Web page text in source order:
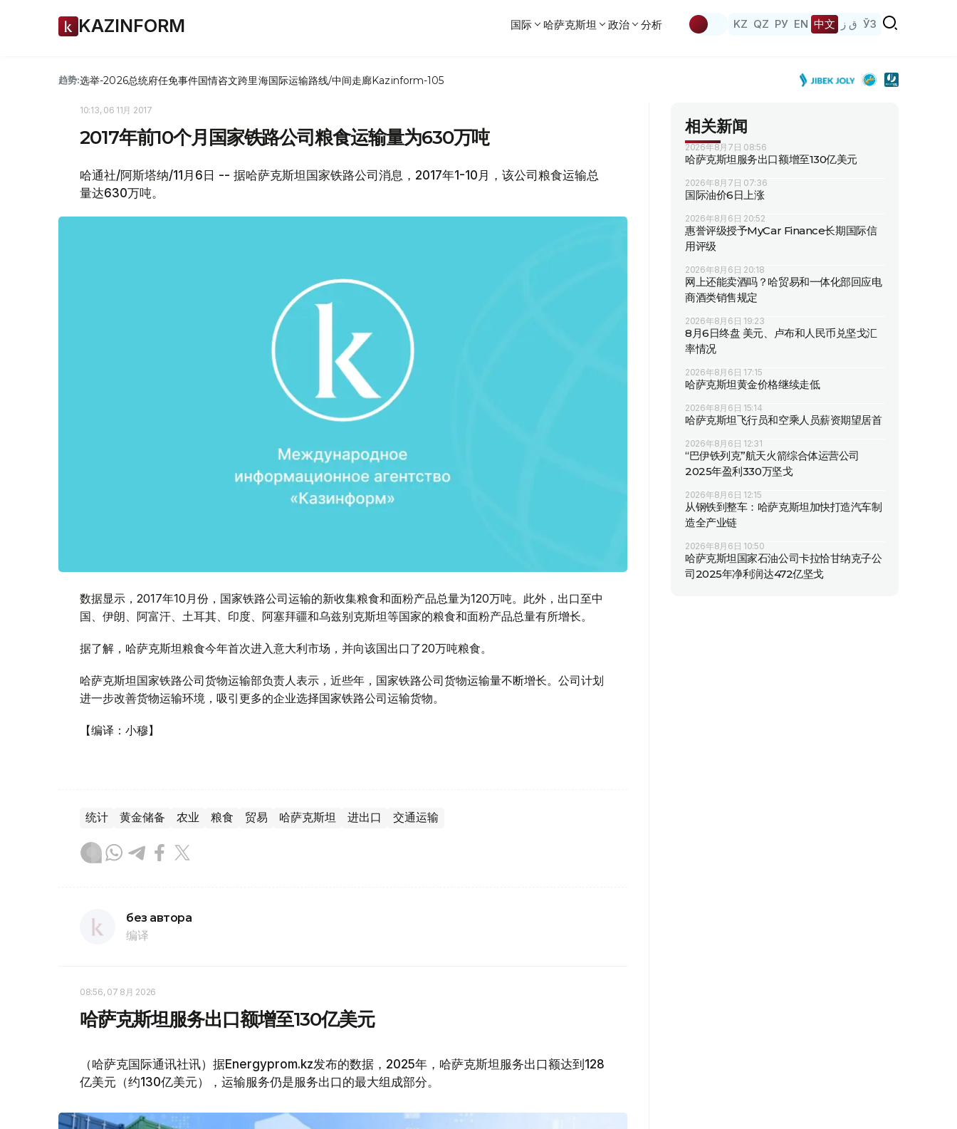
KAZINFORM 国际 哈萨克斯坦 政治 分析 KZ QZ РУ EN 中文 ق ز ЎЗ
趋势:选举-2026总统府任免事件国情咨文跨里海国际运输路线/中间走廊Kazinform-105
10:13, 06 11月 2017
2017年前10个月国家铁路公司粮食运输量为630万吨
哈通社/阿斯塔纳/11月6日 -- 据哈萨克斯坦国家铁路公司消息，2017年1-10月，该公司粮食运输总
量达630万吨。
数据显示，2017年10月份，国家铁路公司运输的新收集粮食和面粉产品总量为120万吨。此外，出口至中
国、伊朗、阿富汗、土耳其、印度、阿塞拜疆和乌兹别克斯坦等国家的粮食和面粉产品总量有所增长。
据了解，哈萨克斯坦粮食今年首次进入意大利市场，并向该国出口了20万吨粮食。
哈萨克斯坦国家铁路公司货物运输部负责人表示，近些年，国家铁路公司货物运输量不断增长。公司计划
进一步改善货物运输环境，吸引更多的企业选择国家铁路公司运输货物。
【编译：小穆】
统计 黄金储备 农业 粮食 贸易 哈萨克斯坦 进出口 交通运输
без автора
编译
08:56, 07 8月 2026
哈萨克斯坦服务出口额增至130亿美元
（哈萨克国际通讯社讯）据Energyprom.kz发布的数据，2025年，哈萨克斯坦服务出口额达到128
亿美元（约130亿美元），运输服务仍是服务出口的最大组成部分。
相关新闻
2026年8月7日 08:56
哈萨克斯坦服务出口额增至130亿美元
2026年8月7日 07:36
国际油价6日上涨
2026年8月6日 20:52
惠誉评级授予MyCar Finance长期国际信
用评级
2026年8月6日 20:18
网上还能卖酒吗？哈贸易和一体化部回应电
商酒类销售规定
2026年8月6日 19:23
8月6日终盘 美元、卢布和人民币兑坚戈汇
率情况
2026年8月6日 17:15
哈萨克斯坦黄金价格继续走低
2026年8月6日 15:14
哈萨克斯坦飞行员和空乘人员薪资期望居首
2026年8月6日 12:31
“巴伊铁列克”航天火箭综合体运营公司
2025年盈利330万坚戈
2026年8月6日 12:15
从钢铁到整车：哈萨克斯坦加快打造汽车制
造全产业链
2026年8月6日 10:50
哈萨克斯坦国家石油公司卡拉恰甘纳克子公
司2025年净利润达472亿坚戈